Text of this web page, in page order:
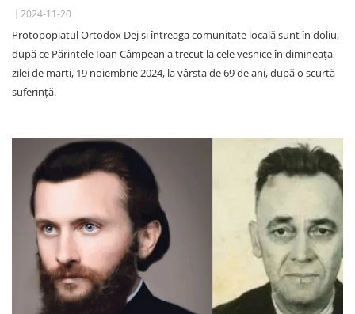
2024-11-20
Protopopiatul Ortodox Dej și întreaga comunitate locală sunt în doliu,
după ce Părintele Ioan Câmpean a trecut la cele veșnice în dimineața
zilei de marți, 19 noiembrie 2024, la vârsta de 69 de ani, după o scurtă
suferință.